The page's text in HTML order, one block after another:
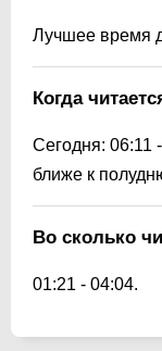
Лучшее время
Когда
Сегодня: 06:11 -
ближе к
Во сколько
01:21 - 04:04.